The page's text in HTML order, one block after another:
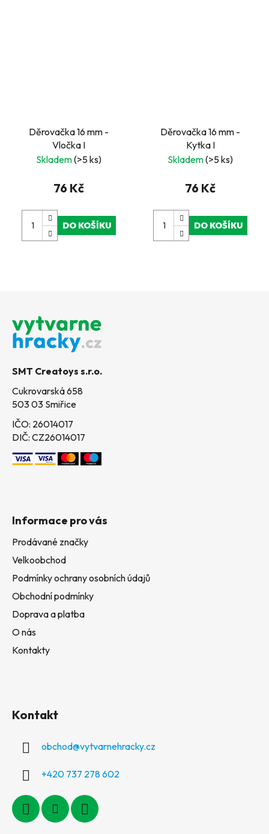
Děrovačka 16 mm -
Vločka I
Skladem(>5 ks)
76 Kč
DO KOŠÍKU
Děrovačka 16 mm -
Kytka I
Skladem(>5 ks)
76 Kč
DO KOŠÍKU
SMT Creatoys s.r.o.
Cukrovarská 658
503 03 Smiřice
IČO: 26014017
DIČ: CZ26014017
Informace pro vás
Prodávané značky
Velkoobchod
Podmínky ochrany osobních údajů
Obchodní podmínky
Doprava a platba
O nás
Kontakty
Kontakt
obchod@vytvarnehracky.cz
+420 737 278 602